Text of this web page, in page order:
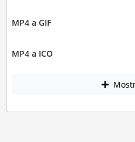
MP4 a GIF
MP4 a ICO